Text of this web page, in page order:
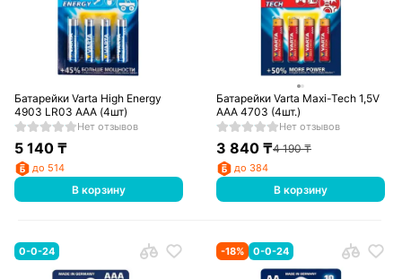
Батарейки Varta High Energy
4903 LR03 AAA (4шт)
Нет отзывов
5 140₸
до 514
В корзину
Батарейки Varta Maxi-Tech 1,5V
AAA 4703 (4шт.)
Нет отзывов
3 840 ₸4 190₸
до 384
В корзину
0-0-24 -18% 0-0-24